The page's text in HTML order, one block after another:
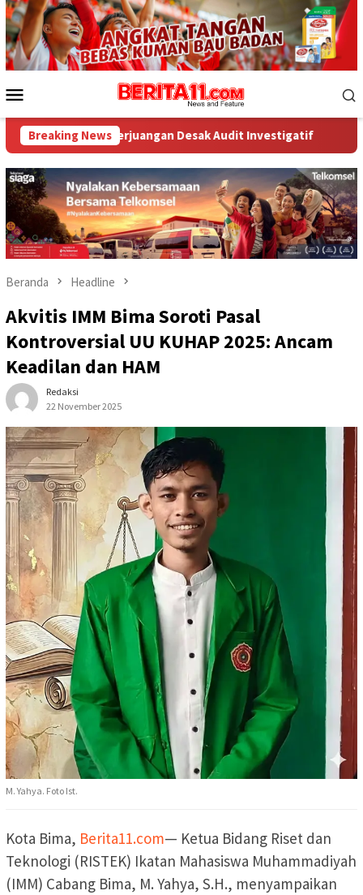
Loncat
ke
konten
Mobile
Breaking News
Desak Audit Investigatif WNA Asal Arab
Beranda Headline
Akvitis IMM Bima Soroti Pasal
Kontroversial UU KUHAP 2025: Ancam
Keadilan dan HAM
Redaksi
22 November 2025
M. Yahya. Foto Ist.
Kota Bima, Berita11.com— Ketua Bidang Riset dan
Teknologi (RISTEK) Ikatan Mahasiswa Muhammadiyah
(IMM) Cabang Bima, M. Yahya, S.H., menyampaikan